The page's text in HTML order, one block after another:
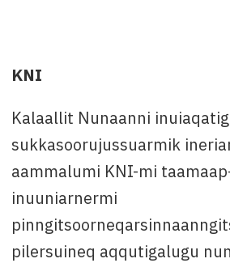
KNI
Kalaallit Nunaanni
sukkasoorujussuarmik
aammalumi KNI-mi
inuuniarnermi
pilersuineq aqqutigalugu